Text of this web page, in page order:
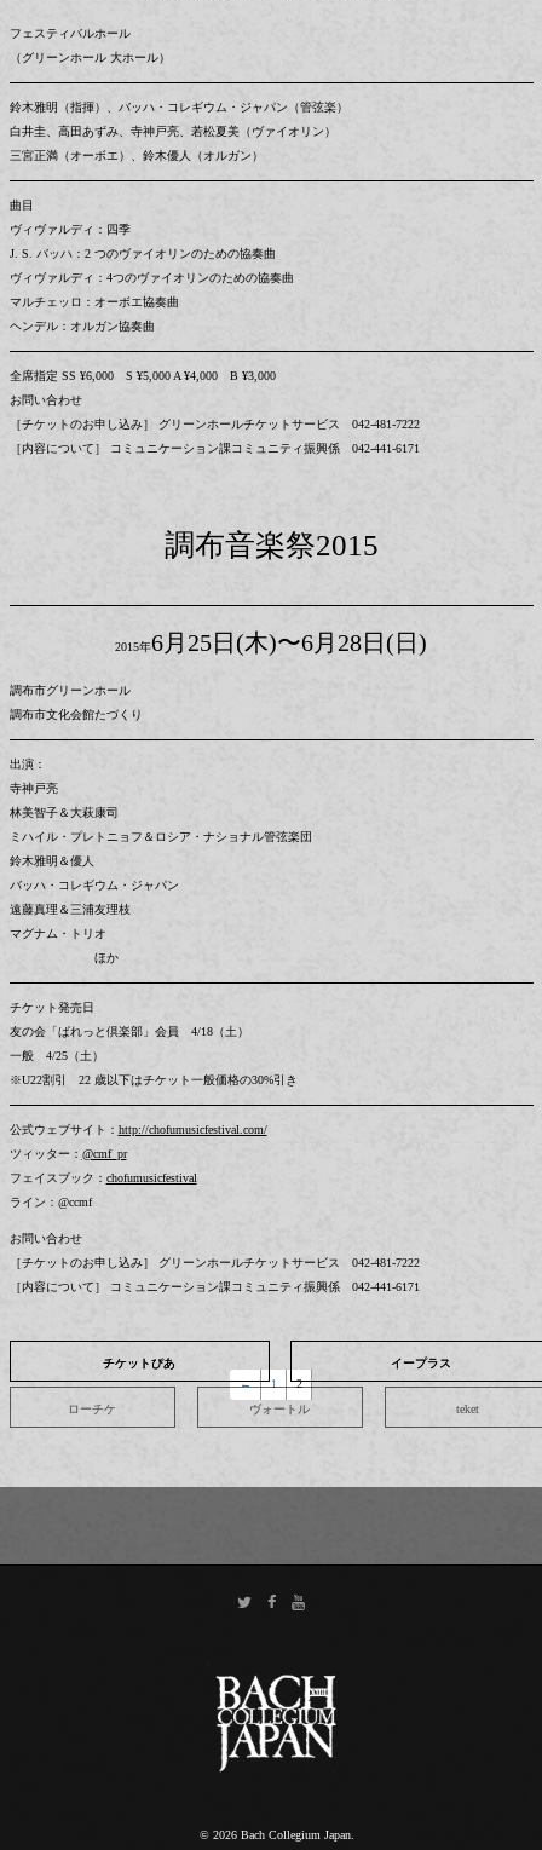
チケットぴあ イープラス
ローチケ ヴォートル teket
チケットぴあ イープラス
ローチケ ヴォートル teket
フェスティバルホール
（グリーンホール 大ホール）
鈴木雅明（指揮）、バッハ・コレギウム・ジャパン（管弦楽）
白井圭、高田あずみ、寺神戸亮、若松夏美（ヴァイオリン）
三宮正満（オーボエ）、鈴木優人（オルガン）
曲目
ヴィヴァルディ：四季
J. S. バッハ：2 つのヴァイオリンのための協奏曲
ヴィヴァルディ：4つのヴァイオリンのための協奏曲
マルチェッロ：オーボエ協奏曲
ヘンデル：オルガン協奏曲
全席指定 SS ¥6,000 S ¥5,000 A ¥4,000 B ¥3,000
お問い合わせ
［チケットのお申し込み］ グリーンホールチケットサービス 042-481-7222
［内容について］ コミュニケーション課コミュニティ振興係 042-441-6171
チケットぴあ イープラス
ローチケ ヴォートル teket
調布音楽祭2015
2015年6月25日(木)〜6月28日(日)
調布市グリーンホール
調布市文化会館たづくり
出演：
寺神戸亮
林美智子＆大萩康司
ミハイル・プレトニョフ＆ロシア・ナショナル管弦楽団
鈴木雅明＆優人
バッハ・コレギウム・ジャパン
遠藤真理＆三浦友理枝
マグナム・トリオ
ほか
チケット発売日
友の会「ぱれっと倶楽部」会員 4/18（土）
一般 4/25（土）
※U22割引 22 歳以下はチケット一般価格の30%引き
公式ウェブサイト： http://chofumusicfestival.com/
ツィッター： @cmf_pr
フェイスブック： chofumusicfestival
ライン：@ccmf
お問い合わせ
［チケットのお申し込み］ グリーンホールチケットサービス 042-481-7222
［内容について］ コミュニケーション課コミュニティ振興係 042-441-6171
チケットぴあ イープラス
ローチケ ヴォートル teket
← 1 2
© 2026 Bach Collegium Japan.